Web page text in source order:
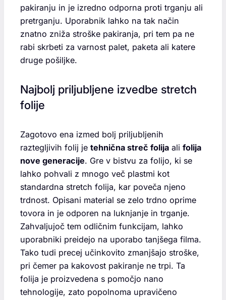
pakiranju in je izredno odporna proti trganju ali
pretrganju. Uporabnik lahko na tak način
znatno zniža stroške pakiranja, pri tem pa ne
rabi skrbeti za varnost palet, paketa ali katere
druge pošiljke.
Najbolj priljubljene izvedbe stretch
folije
Zagotovo ena izmed bolj priljubljenih
raztegljivih folij je tehnična streč folija ali folija
nove generacije. Gre v bistvu za folijo, ki se
lahko pohvali z mnogo več plastmi kot
standardna stretch folija, kar poveča njeno
trdnost. Opisani material se zelo trdno oprime
tovora in je odporen na luknjanje in trganje.
Zahvaljujoč tem odličnim funkcijam, lahko
uporabniki preidejo na uporabo tanjšega filma.
Tako tudi precej učinkovito zmanjšajo stroške,
pri čemer pa kakovost pakiranje ne trpi. Ta
folija je proizvedena s pomočjo nano
tehnologije, zato popolnoma upravičeno